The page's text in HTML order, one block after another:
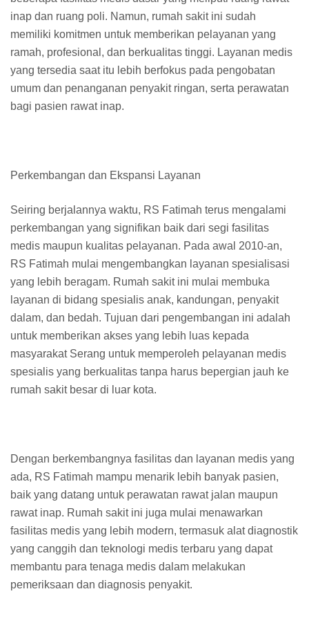
inap dan ruang poli. Namun, rumah sakit ini sudah
memiliki komitmen untuk memberikan pelayanan yang
ramah, profesional, dan berkualitas tinggi. Layanan medis
yang tersedia saat itu lebih berfokus pada pengobatan
umum dan penanganan penyakit ringan, serta perawatan
bagi pasien rawat inap.
Perkembangan dan Ekspansi Layanan
Seiring berjalannya waktu, RS Fatimah terus mengalami
perkembangan yang signifikan baik dari segi fasilitas
medis maupun kualitas pelayanan. Pada awal 2010-an,
RS Fatimah mulai mengembangkan layanan spesialisasi
yang lebih beragam. Rumah sakit ini mulai membuka
layanan di bidang spesialis anak, kandungan, penyakit
dalam, dan bedah. Tujuan dari pengembangan ini adalah
untuk memberikan akses yang lebih luas kepada
masyarakat Serang untuk memperoleh pelayanan medis
spesialis yang berkualitas tanpa harus bepergian jauh ke
rumah sakit besar di luar kota.
Dengan berkembangnya fasilitas dan layanan medis yang
ada, RS Fatimah mampu menarik lebih banyak pasien,
baik yang datang untuk perawatan rawat jalan maupun
rawat inap. Rumah sakit ini juga mulai menawarkan
fasilitas medis yang lebih modern, termasuk alat diagnostik
yang canggih dan teknologi medis terbaru yang dapat
membantu para tenaga medis dalam melakukan
pemeriksaan dan diagnosis penyakit.